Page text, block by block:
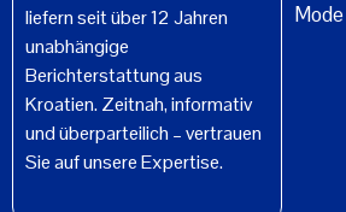
liefern seit über 12 Jahren
unabhängige
Berichterstattung aus
Kroatien. Zeitnah, informativ
und überparteilich – vertrauen
Sie auf unsere Expertise.
Mode